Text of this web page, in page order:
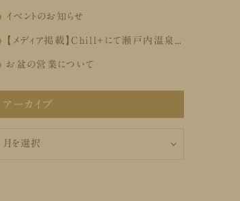
イベントのお知らせ
お盆の営業について
アーカイブ
ー